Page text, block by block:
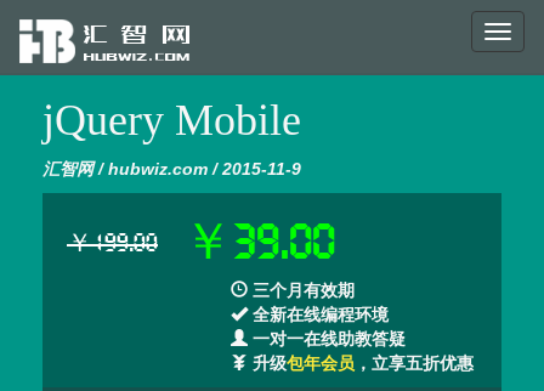
jQuery Mobile
汇智网 / hubwiz.com / 2015-11-9
￥199.00 ￥39.00
三个月有效期
全新在线编程环境
一对一在线助教答疑
升级包年会员 ，立享五折优惠